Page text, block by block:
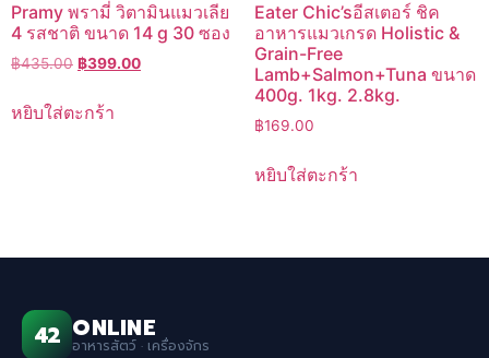
Pramy พรามี่ วิตามินแมวเลีย
4 รสชาติ ขนาด 14 g 30 ซอง
฿435.00 Original
was:
฿399.00Current
หยิบใส่ตะกร้า
Eater Chic’sอีสเตอร์ ชิค
อาหารแมวเกรด Holistic &
Grain-Free
Lamb+Salmon+Tuna ขนาด
400g. 1kg. 2.8kg.
฿169.00
หยิบใส่ตะกร้า
42 ONLINE
อาหารสัตว์ · เครื่องจักร